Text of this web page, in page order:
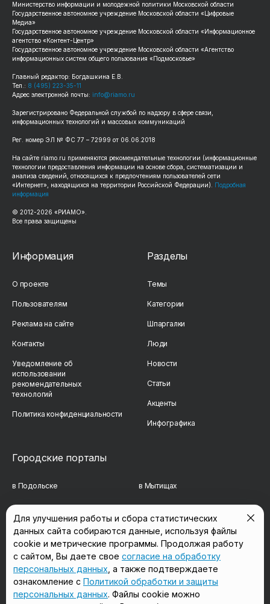
Министерство информации и молодежной политики Московской области
Государственное автономное учреждение Московской области «Цифровые
Медиа»
Государственное автономное учреждение Московской области «Информационное
агентство «Контент-Центр»
Государственное автономное учреждение Московской области «Агентство
информационных систем общего пользования «Подмосковье»
Главный редактор: Богдашкина Е.В.
Тел.: 8 (495) 223-35-11
Адрес электронной почты: info@riamo.ru
Зарегистрировано Федеральной службой по надзору в сфере связи,
информационных технологий и массовых коммуникаций
Рег. номер ЭЛ № ФС 77 – 72999 от 06.06.2018
На сайте riamo.ru применяются рекомендательные технологии (информационные
технологии предоставления информации на основе сбора, систематизации и
анализа сведений, относящихся к предпочтениям пользователей сети
«Интернет», находящихся на территории Российской Федерации).
Подробная
информация
© 2012-2026 «РИАМО».
Все права защищены
Информация
О проекте
Пользователям
Реклама на сайте
Контакты
Уведомление об
использовании
рекомендательных
технологий
Политика конфиденциальности
Разделы
Темы
Категории
Шпаргалки
Люди
Новости
Статьи
Акценты
Инфографика
Городские порталы
в Подольске в Мытищах
в Реутове
в Сергиевом Посаде в Люберцах
в Красногорске в Королёве
в Домодедово в Щёлково
Для улучшения работы и сбора статистических
данных сайта собираются данные, используя файлы
cookie и метрические программы. Продолжая работу
с сайтом, Вы даете свое согласие на обработку
персональных данных , а также подтверждаете
ознакомление с Политикой обработки и защиты
персональных данных. Файлы cookie можно